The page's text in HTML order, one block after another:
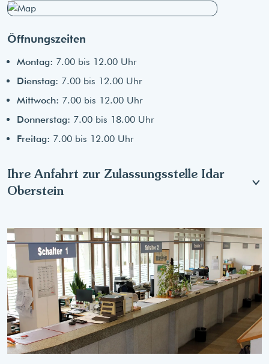
Öffnungszeiten
Montag: 7.00 bis 12.00 Uhr
Dienstag: 7.00 bis 12.00 Uhr
Mittwoch: 7.00 bis 12.00 Uhr
Donnerstag: 7.00 bis 18.00 Uhr
Freitag: 7.00 bis 12.00 Uhr
Ihre Anfahrt zur Zulassungsstelle Idar
Oberstein